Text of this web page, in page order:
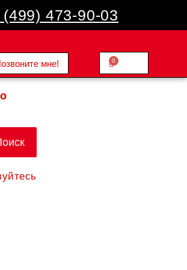
(499) 473-90-03
мне! 0.00
0
Cart